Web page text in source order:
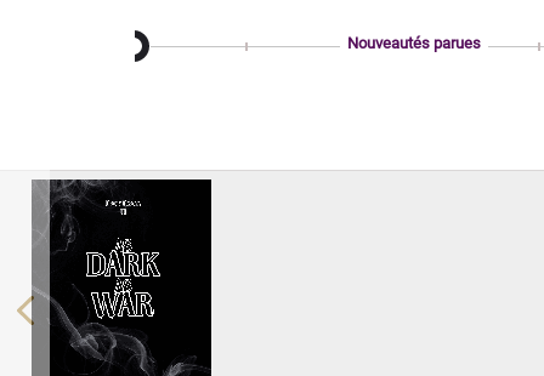
Nouveautés parues
Previous